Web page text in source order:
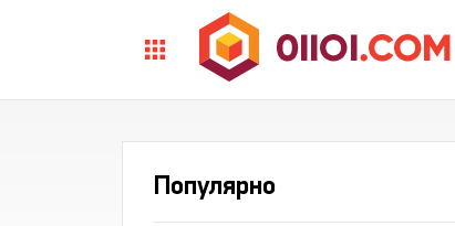
Популярно